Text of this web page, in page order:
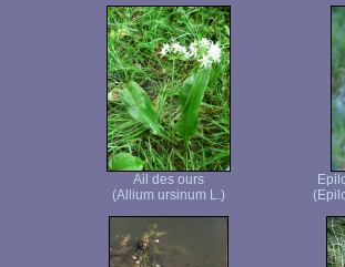
Ail des ours
(Allium ursinum L.)